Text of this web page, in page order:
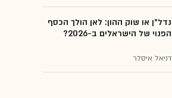
נדל"ן או שוק ההון: לאן הולך הכסף
הפנוי של הישראלים ב-2026?
דניאל איסלר